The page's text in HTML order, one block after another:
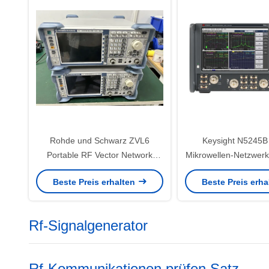
Rohde und Schwarz ZVL6
Portable RF Vector Network
Analyzer 9 kHz bis 6 GHz
Gebraucht-VNA
Beste Preis erhalten
Keysight
Mikrowellen-
mit 50 GHz
Dynamischer Bereich
Beste Preis
Rf-Signalgenerator